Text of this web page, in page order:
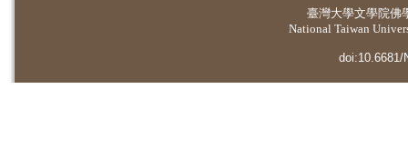
臺灣大學文學院佛
National Taiwan
doi:10.6681/